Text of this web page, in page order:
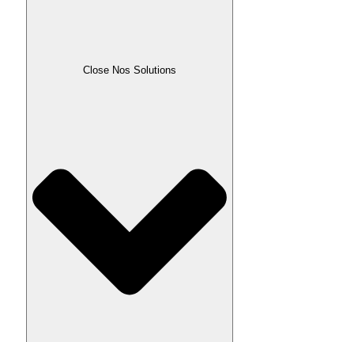
Close Nos Solutions